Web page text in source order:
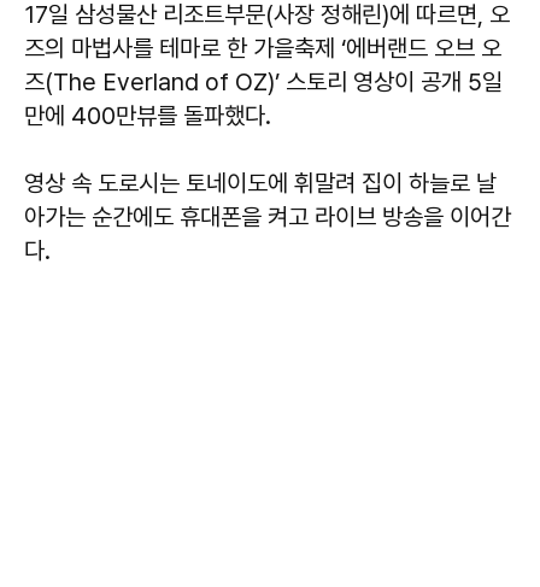
17일 삼성물산 리조트부문(사장 정해린)에 따르면, 오
즈의 마법사를 테마로 한 가을축제 ‘에버랜드 오브 오
즈(The Everland of OZ)’ 스토리 영상이 공개 5일
만에 400만뷰를 돌파했다.
영상 속 도로시는 토네이도에 휘말려 집이 하늘로 날
아가는 순간에도 휴대폰을 켜고 라이브 방송을 이어간
다.